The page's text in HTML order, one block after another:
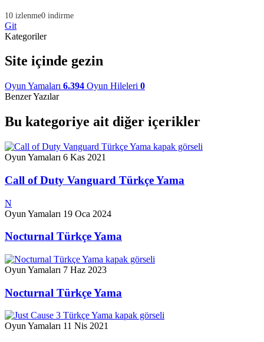
10 izlenme0 indirme
Git
Kategoriler
Site içinde gezin
Oyun Yamaları 6.394 Oyun Hileleri 0
Benzer Yazılar
Bu kategoriye ait diğer içerikler
Oyun Yamaları 6 Kas 2021
Call of Duty Vanguard Türkçe Yama
N
Oyun Yamaları 19 Oca 2024
Nocturnal Türkçe Yama
Oyun Yamaları 7 Haz 2023
Nocturnal Türkçe Yama
Oyun Yamaları 11 Nis 2021